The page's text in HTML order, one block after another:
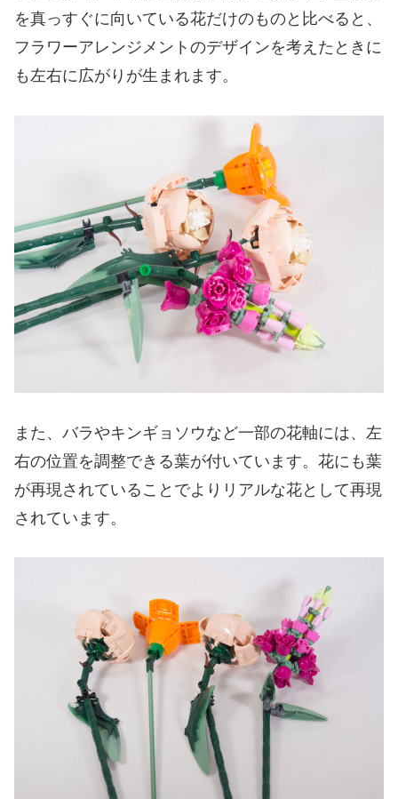
を真っすぐに向いている花だけのものと比べると、
フラワーアレンジメントのデザインを考えたときに
も左右に広がりが生まれます。
また、バラやキンギョソウなど一部の花軸には、左
右の位置を調整できる葉が付いています。花にも葉
が再現されていることでよりリアルな花として再現
されています。